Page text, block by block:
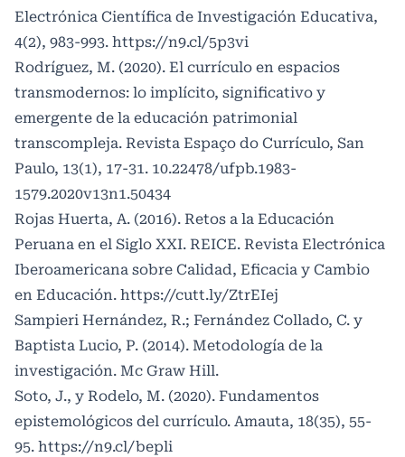
Electrónica Científica de Investigación Educativa,
4(2), 983-993. https://n9.cl/5p3vi
Rodríguez, M. (2020). El currículo en espacios
transmodernos: lo implícito, significativo y
emergente de la educación patrimonial
transcompleja. Revista Espaço do Currículo, San
Paulo, 13(1), 17-31. 10.22478/ufpb.1983-
1579.2020v13n1.50434
Rojas Huerta, A. (2016). Retos a la Educación
Peruana en el Siglo XXI. REICE. Revista Electrónica
Iberoamericana sobre Calidad, Eficacia y Cambio
en Educación. https://cutt.ly/ZtrEIej
Sampieri Hernández, R.; Fernández Collado, C. y
Baptista Lucio, P. (2014). Metodología de la
investigación. Mc Graw Hill.
Soto, J., y Rodelo, M. (2020). Fundamentos
epistemológicos del currículo. Amauta, 18(35), 55-
95. https://n9.cl/bepli